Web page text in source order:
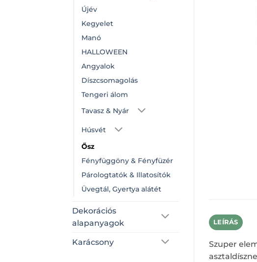
Újév
Kegyelet
Manó
HALLOWEEN
Angyalok
Díszcsomagolás
Tengeri álom
Tavasz & Nyár
Húsvét
Ősz
Fényfüggöny & Fényfüzér
Párologtatók & Illatosítók
Üvegtál, Gyertya alátét
Dekorációs
alapanyagok
Karácsony
LEÍRÁS
Szuper